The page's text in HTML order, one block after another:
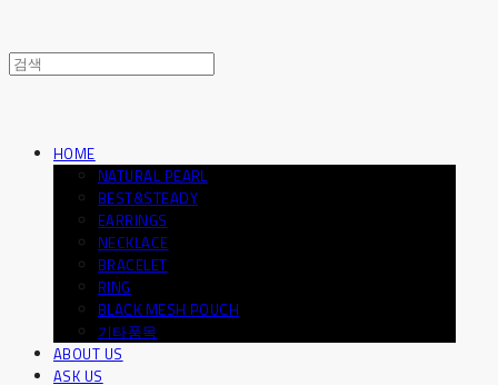
HOME
NATURAL PEARL
BEST&STEADY
EARRINGS
NECKLACE
BRACELET
RING
BLACK MESH POUCH
기타품목
ABOUT US
ASK US